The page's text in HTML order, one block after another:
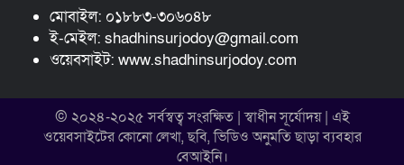
মোবাইল: ০১৮৮৩-৩০৬০৪৮
ই-মেইল: shadhinsurjodoy@gmail.com
ওয়েবসাইট: www.shadhinsurjodoy.com
© ২০২৪-২০২৫ সর্বস্বত্ব সংরক্ষিত | স্বাধীন সূর্যোদয় | এই
ওয়েবসাইটের কোনো লেখা, ছবি, ভিডিও অনুমতি ছাড়া ব্যবহার
বেআইনি।